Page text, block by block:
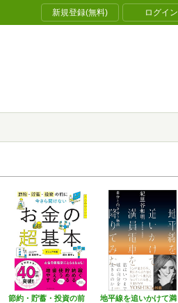
新規登録(無料) ログイン
節約・貯蓄・投資の前
地平線を追いかけて満